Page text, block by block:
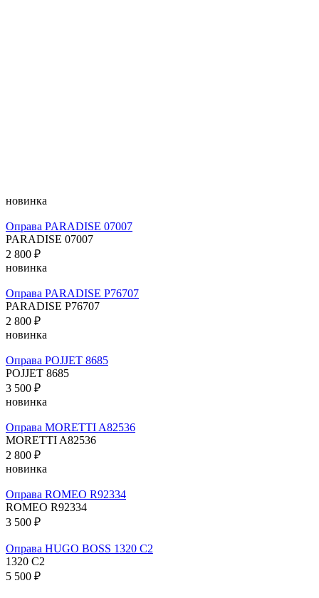
новинка
Оправа PARADISE 07007
PARADISE 07007
2 800 ₽
новинка
Оправа PARADISE P76707
PARADISE P76707
2 800 ₽
новинка
Оправа POJJET 8685
POJJET 8685
3 500 ₽
новинка
Оправа MORETTI A82536
MORETTI A82536
2 800 ₽
новинка
Оправа ROMEO R92334
ROMEO R92334
3 500 ₽
Оправа HUGO BOSS 1320 C2
1320 C2
5 500 ₽